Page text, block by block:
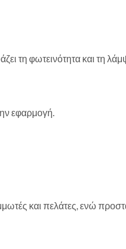
τη φωτεινότητα και τη
εφαρμογή.
και πελάτες, ενώ